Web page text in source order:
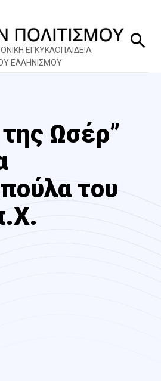
ΕΓΚΥΚΛΟΠΑΙΔΕΙΑ
ΕΛΛΗΝΙΣΜΟΥ
Ωσέρ”
του